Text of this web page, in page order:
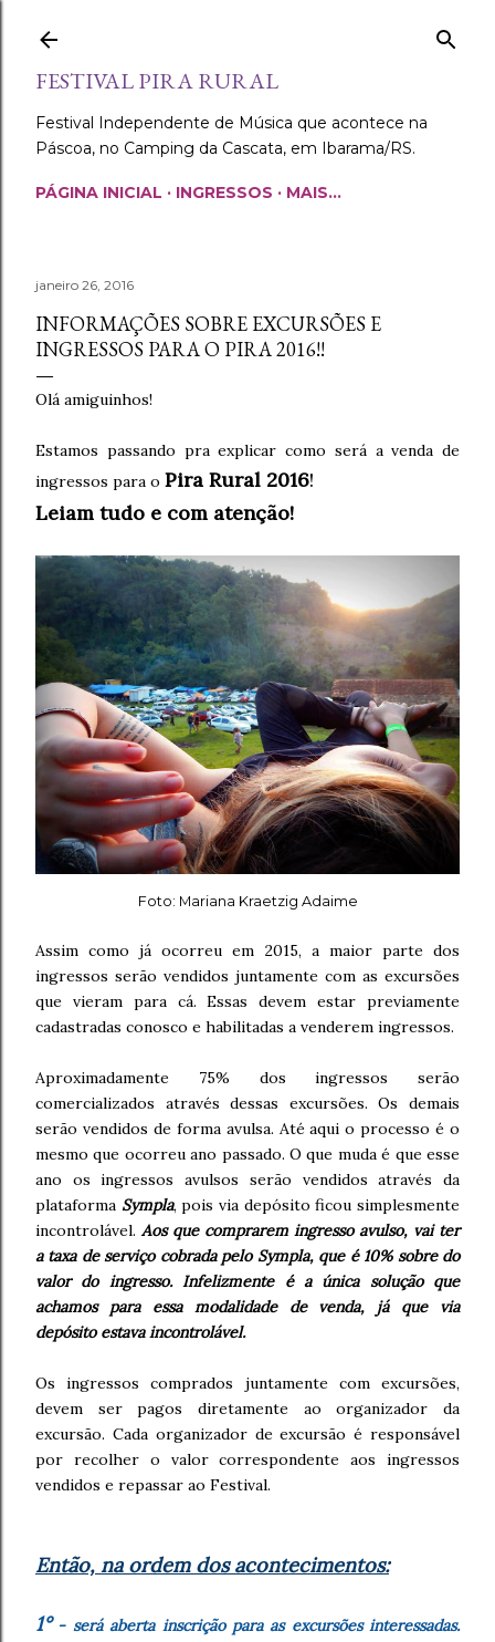
FESTIVAL PIRA RURAL
Festival Independente de Música que acontece na
Páscoa, no Camping da Cascata, em Ibarama/RS.
PÁGINA INICIAL INGRESSOS MAIS…
janeiro 26, 2016
INFORMAÇÕES SOBRE EXCURSÕES E
INGRESSOS PARA O PIRA 2016!!
Olá amiguinhos!
Estamos passando pra explicar como será a venda de
ingressos para o Pira Rural 2016!
Leiam tudo e com atenção!
Foto: Mariana Kraetzig Adaime
Assim como já ocorreu em 2015, a maior parte dos
ingressos serão vendidos juntamente com as excursões
que vieram para cá. Essas devem estar previamente
cadastradas conosco e habilitadas a venderem ingressos.
Aproximadamente 75% dos ingressos serão
comercializados através dessas excursões. Os demais
serão vendidos de forma avulsa. Até aqui o processo é o
mesmo que ocorreu ano passado. O que muda é que esse
ano os ingressos avulsos serão vendidos através da
plataforma Sympla, pois via depósito ficou simplesmente
incontrolável. Aos que comprarem ingresso avulso, vai ter
a taxa de serviço cobrada pelo Sympla, que é 10% sobre do
valor do ingresso. Infelizmente é a única solução que
achamos para essa modalidade de venda, já que via
depósito estava incontrolável.
Os ingressos comprados juntamente com excursões,
devem ser pagos diretamente ao organizador da
excursão. Cada organizador de excursão é responsável
por recolher o valor correspondente aos ingressos
vendidos e repassar ao Festival.
Então, na ordem dos acontecimentos:
1°- será aberta inscrição para as excursões interessadas.